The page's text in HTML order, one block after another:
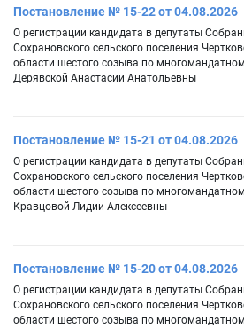
Постановление № 15-22 от 04.08.2026
О регистрации кандидата в депутаты
Сохрановского сельского поселения
области шестого созыва по
Дерявской Анастасии Анатольевны
Постановление № 15-21 от 04.08.2026
О регистрации кандидата в депутаты
Сохрановского сельского поселения
области шестого созыва по
Кравцовой Лидии Алексеевны
Постановление № 15-20 от 04.08.2026
О регистрации кандидата в депутаты
Сохрановского сельского поселения
области шестого созыва по